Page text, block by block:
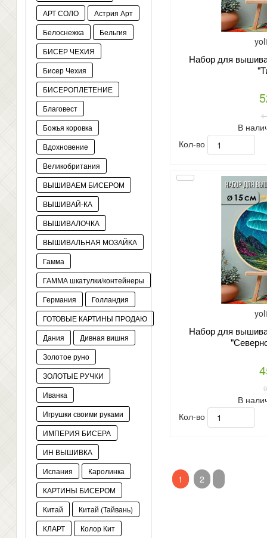
АРТ СОЛО
Астрия Арт
Белоснежка
Бельгия
БИСЕР ЧЕХИЯ
Бисер Чехия
БИСЕРОПЛЕТЕНИЕ
Благовест
Божья коровка
Вдохновение
Великобритания
ВЫШИВАЕМ БИСЕРОМ
ВЫШИВАЙ-КА
ВЫШИВАЛОЧКА
ВЫШИВАЛЬНАЯ МОЗАЙКА
Гамма
ГАММА шкатулки/контейнеры
Германия
Голландия
ГОТОВЫЕ КАРТИНЫ ПРОДАЮ
Дания
Дивная вишня
Золотое руно
ЗОЛОТЫЕ РУЧКИ
Иванка
Игрушки своими руками
ИМПЕРИЯ БИСЕРА
ИН ВЫШИВКА
Испания
Каролинка
КАРТИНЫ БИСЕРОМ
Китай
Китай (Тайвань)
КЛАРТ
Колор Кит
Набор для
1
В
Кол-во
Набор для
В
Кол-во
1 2